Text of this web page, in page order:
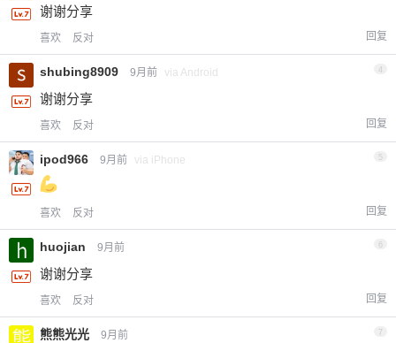
谢谢分享
喜欢 反对 回复
shubing8909 9月前 via Android 4
谢谢分享
喜欢 反对 回复
ipod966 9月前 via iPhone 5
喜欢 反对 回复
huojian 9月前 6
谢谢分享
喜欢 反对 回复
熊熊光光 9月前 7